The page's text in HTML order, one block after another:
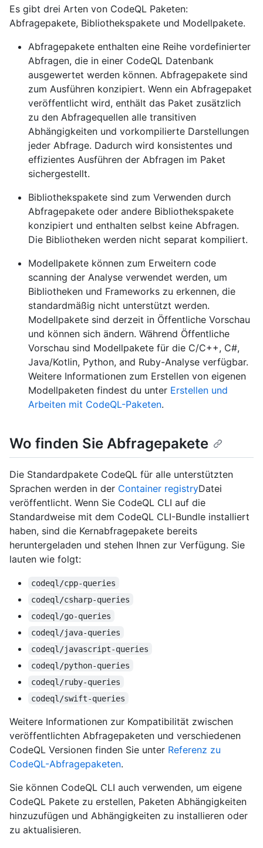
Es gibt drei Arten von CodeQL Paketen:
Abfragepakete, Bibliothekspakete und Modellpakete.
Abfragepakete enthalten eine Reihe vordefinierter
Abfragen, die in einer CodeQL Datenbank
ausgewertet werden können. Abfragepakete sind
zum Ausführen konzipiert. Wenn ein Abfragepaket
veröffentlicht wird, enthält das Paket zusätzlich
zu den Abfragequellen alle transitiven
Abhängigkeiten und vorkompilierte Darstellungen
jeder Abfrage. Dadurch wird konsistentes und
effizientes Ausführen der Abfragen im Paket
sichergestellt.
Bibliothekspakete sind zum Verwenden durch
Abfragepakete oder andere Bibliothekspakete
konzipiert und enthalten selbst keine Abfragen.
Die Bibliotheken werden nicht separat kompiliert.
Modellpakete können zum Erweitern code
scanning der Analyse verwendet werden, um
Bibliotheken und Frameworks zu erkennen, die
standardmäßig nicht unterstützt werden.
Modellpakete sind derzeit in Öffentliche Vorschau
und können sich ändern. Während Öffentliche
Vorschau sind Modellpakete für die C/C++, C#,
Java/Kotlin, Python, and Ruby-Analyse verfügbar.
Weitere Informationen zum Erstellen von eigenen
Modellpaketen findest du unter Erstellen und
Arbeiten mit CodeQL-Paketen.
Wo finden Sie Abfragepakete
Die Standardpakete CodeQL für alle unterstützten
Sprachen werden in der Container registryDatei
veröffentlicht. Wenn Sie CodeQL CLI auf die
Standardweise mit dem CodeQL CLI-Bundle installiert
haben, sind die Kernabfragepakete bereits
heruntergeladen und stehen Ihnen zur Verfügung. Sie
lauten wie folgt:
codeql/cpp-queries
codeql/csharp-queries
codeql/go-queries
codeql/java-queries
codeql/javascript-queries
codeql/python-queries
codeql/ruby-queries
codeql/swift-queries
Weitere Informationen zur Kompatibilität zwischen
veröffentlichten Abfragepaketen und verschiedenen
CodeQL Versionen finden Sie unter Referenz zu
CodeQL-Abfragepaketen.
Sie können CodeQL CLI auch verwenden, um eigene
CodeQL Pakete zu erstellen, Paketen Abhängigkeiten
hinzuzufügen und Abhängigkeiten zu installieren oder
zu aktualisieren.